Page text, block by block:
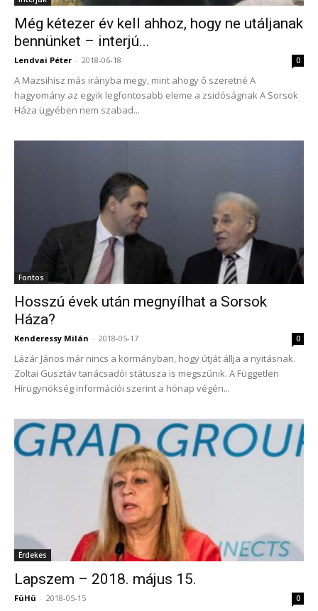
Még kétezer év kell ahhoz, hogy ne utáljanak
bennünket – interjú...
Lendvai Péter - 2018-06-18 0
A Mazsihisz más irányba megy, mint ahogy ő szeretné A
hagyomány az egyik legfontosabb eleme a zsidóságnak A Sorsok
Háza ügyében nem szabad...
Fontos
Hosszú évek után megnyílhat a Sorsok
Háza?
Kenderessy Milán - 2018-05-17 0
Lázár János már nincs a kormányban, hogy útját állja a nyitásnak.
Zoltai Gusztáv tanácsadói státusza is megszűnik. A Független
Hírügynökség információi szerint a hónap végén...
Érdekes
Lapszem – 2018. május 15.
FüHü - 2018-05-15 0